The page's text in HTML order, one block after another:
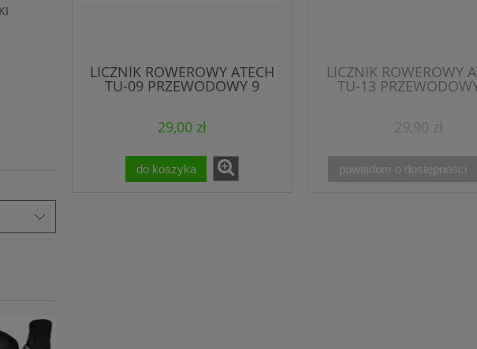
LICZNIK ROWEROWY ATECH
TU-09 PRZEWODOWY 9
29,00 zł
do koszyka
LICZNIK ROWEROWY
TU-13
29,90 zł
powiadom o dostępności